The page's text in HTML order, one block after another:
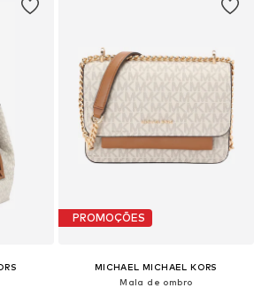
PROMOÇÕES
MICHAEL MICHAEL KORS
Mala de ombro